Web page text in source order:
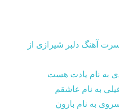
آهنگ دلبر شیرازی از
به نام یادت هست
به نام عاشقم
به نام بارون